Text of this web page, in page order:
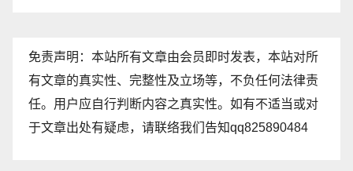
免责声明：本站所有文章由会员即时发表，本站对所
有文章的真实性、完整性及立场等，不负任何法律责
任。用户应自行判断内容之真实性。如有不适当或对
于文章出处有疑虑，请联络我们告知qq825890484